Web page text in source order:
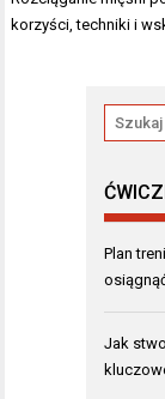
wpisu
korzyści, techniki i
Plan
Jak